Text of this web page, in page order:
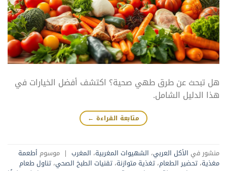
هل تبحث عن طرق طهي صحية؟ اكتشف أفضل الخيارات في
هذا الدليل الشامل.
متابعة القراءة ←
منشور في الأكل العربي، الشهيوات المغربية، المغرب | موسوم أطعمة
مغذية، تحضير الطعام، تغذية متوازنة، تقنيات الطبخ الصحي، تناول طعام